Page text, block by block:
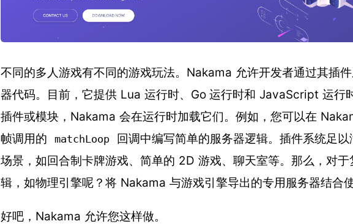
不同的多人游戏有不同的游戏玩法。Nakama 允许开发者通过其插
器代码。目前，它提供 Lua 运行时、Go 运行时和 JavaScript 运行
插件或模块，Nakama 会在运行时加载它们。例如，您可以在
帧调用的
matchLoop
回调中编写简单的服务器逻辑。插件系统足
场景，如回合制卡牌游戏、简单的 2D 游戏、聊天室等。那么，对于
辑，如物理引擎呢？将 Nakama 与游戏引擎导出的专用服务器结合
好吧，Nakama 允许您这样做。